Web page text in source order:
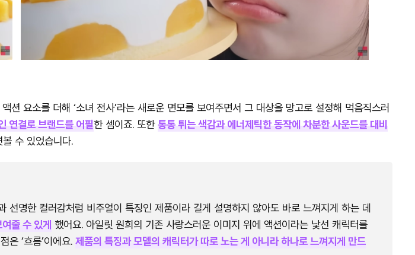
션 요소를 더해 ‘소녀 전사’라는 새로운 면모를 보여주면서 그 대상을 망고로 설정해 먹음직스러
연결로 브랜드를 어필한 셈이죠. 또한통통 튀는 색감과 에너제틱한 동작에 차분한 사운드를 대비
수 있었습니다.
선명한 컬러감처럼 비주얼이 특징인 제품이라 길게 설명하지 않아도 바로 느껴지게 하는 데
줄 수 있게 했어요. 아일릿 원희의 기존 사랑스러운 이미지 위에 액션이라는 낯선 캐릭터를
은 ‘흐름’이에요. 제품의 특징과 모델의 캐릭터가 따로 노는 게 아니라 하나로 느껴지게 만드